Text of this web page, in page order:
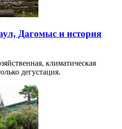
Дагомыс и история
климатическая
дегустация.